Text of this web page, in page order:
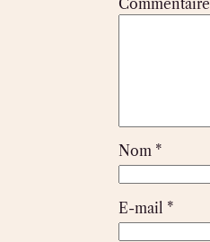
Commentaire
Nom *
E-mail *